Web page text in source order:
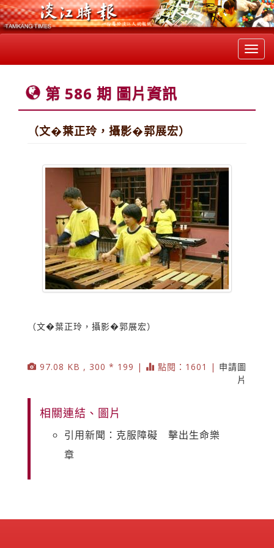
第 586 期 圖片資訊
（文�葉正玲，攝影�郭展宏）
（文�葉正玲，攝影�郭展宏）
97.08 KB , 300 * 199 | 點閱：1601 | 申請圖
片
相關連結、圖片
引用新聞：克服障礙 擊出生命樂
章